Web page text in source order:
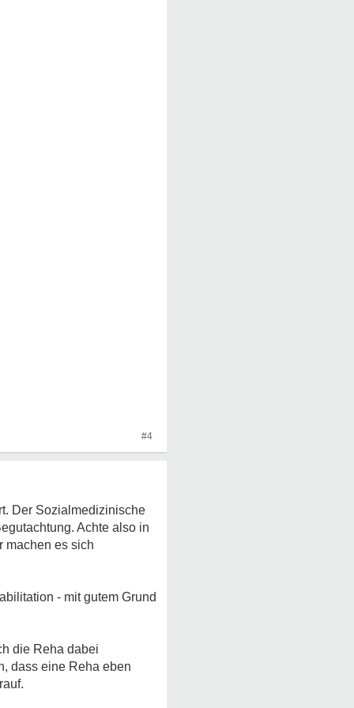
#4
Der Sozialmedizinische
Achte also in
machen es sich
- mit gutem Grund
die Reha dabei
dass eine Reha eben